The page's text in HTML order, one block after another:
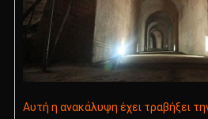
Αυτή η ανακάλυψη έχει τραβήξει